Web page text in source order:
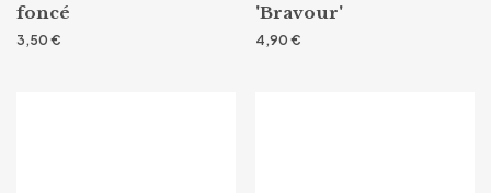
foncé
3,50 €
'Bravour'
4,90 €